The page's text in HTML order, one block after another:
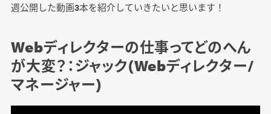
週公開した動画3本を紹介していきたいと思います！
Webディレクターの仕事ってどのへん
が大変？：ジャック(Webディレクター/
マネージャー)